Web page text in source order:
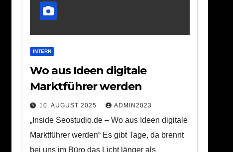
INTERN
Wo aus Ideen digitale
Marktführer werden
10. AUGUST 2025 ADMIN2023
„Inside Seostudio.de – Wo aus Ideen digitale
Marktführer werden“ Es gibt Tage, da brennt
bei uns im Büro das Licht länger als